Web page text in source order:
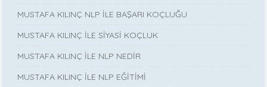
MUSTAFA KILINÇ NLP İLE BAŞARI KOÇLUĞU
MUSTAFA KILINÇ İLE SİYASİ KOÇLUK
MUSTAFA KILINÇ İLE NLP NEDİR
MUSTAFA KILINÇ İLE NLP EĞİTİMİ